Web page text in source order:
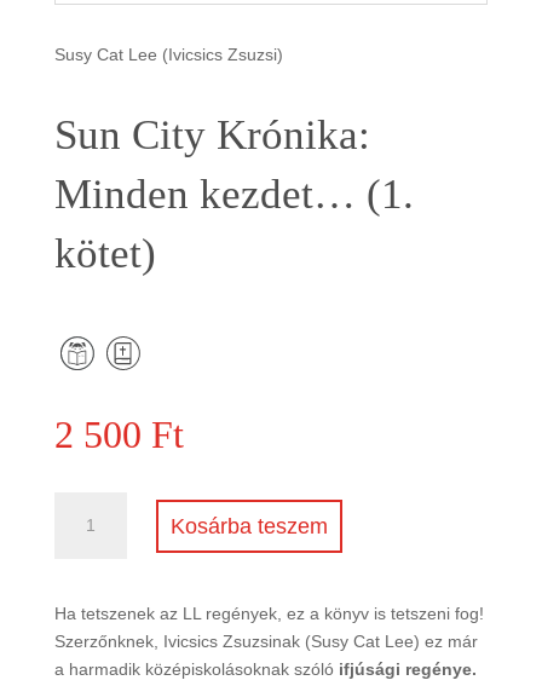
Susy Cat Lee (Ivicsics Zsuzsi)
Sun City Krónika:
Minden kezdet… (1.
kötet)
2 500 Ft
kezdet...
(1.
kötet)
Kosárba teszem
Ha tetszenek az LL regények, ez a könyv is tetszeni fog!
Szerzőnknek, Ivicsics Zsuzsinak (Susy Cat Lee) ez már
a harmadik középiskolásoknak szóló ifjúsági regénye.